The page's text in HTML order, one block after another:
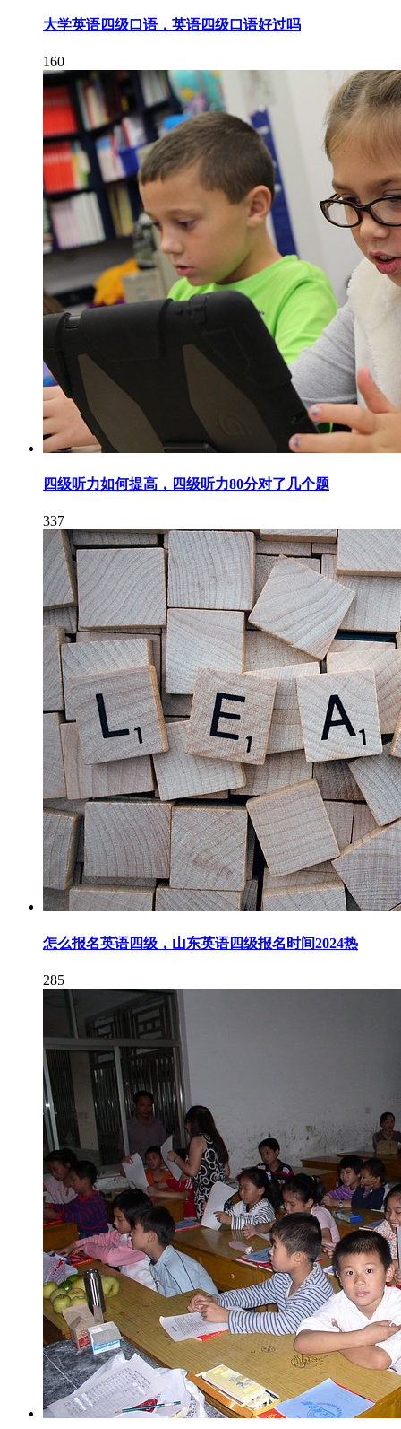
大学英语四级口语，英语四级口语好过吗
160
四级听力如何提高，四级听力80分对了几个题
337
怎么报名英语四级，山东英语四级报名时间2024热
285